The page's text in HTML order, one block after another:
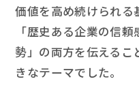
価値を高め続けられる
「歴史ある企業の信
勢」の両方を伝えるこ
きなテーマでした。